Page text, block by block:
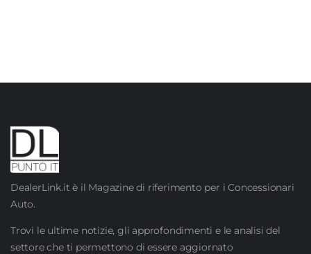
DealerLink.it è il Magazine di riferimento per i Concessionari
Auto.
Trovi le ultime notizie, gli approfondimenti e le analisi del
settore che ti permettono di essere aggiornato